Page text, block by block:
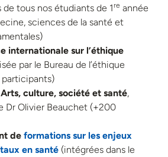
de tous nos étudiants de 1 re année
sciences de la santé et
internationale sur l’éthique
par le Bureau de l’éthique
Arts, culture, société et santé,
Dr Olivier Beauchet (+200
de formations sur les enjeux
en santé (intégrées dans le